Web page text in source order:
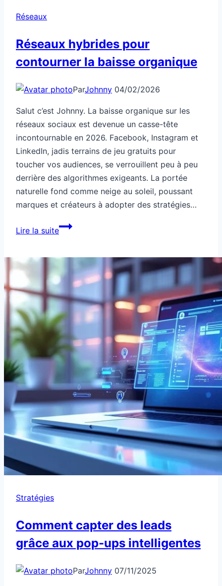
Réseaux
Réseaux hybrides pour
contourner la baisse organique
ParJohnny 04/02/2026
Salut c’est Johnny. La baisse organique sur les
réseaux sociaux est devenue un casse-tête
incontournable en 2026. Facebook, Instagram et
LinkedIn, jadis terrains de jeu gratuits pour
toucher vos audiences, se verrouillent peu à peu
derrière des algorithmes exigeants. La portée
naturelle fond comme neige au soleil, poussant
marques et créateurs à adopter des stratégies…
Lire la suiteRéseaux
contourner
la
baisse
organique
Stratégies
Comment capter des leads
grâce aux pop-ups intelligentes
ParJohnny 07/11/2025